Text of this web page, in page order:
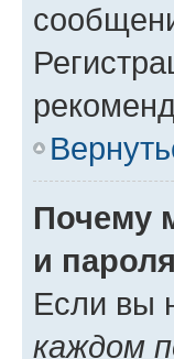
Почему
и
Если вы
каждом